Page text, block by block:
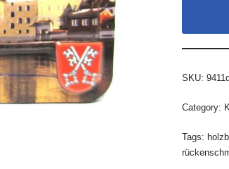
SKU:
Category:
Tags: